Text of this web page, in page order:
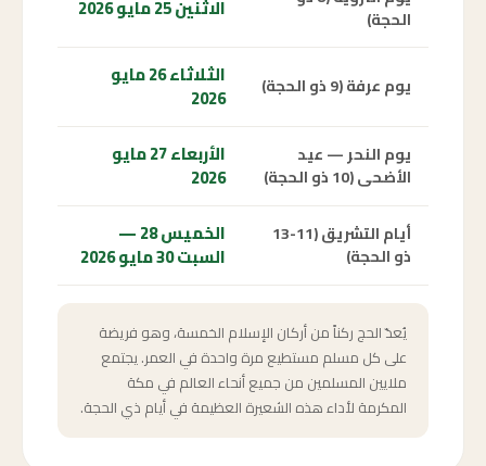
الحجة)
الاثنين 25 مايو 2026
يوم عرفة (9 ذو الحجة) الثلاثاء 26 مايو
2026
يوم النحر — عيد
الأضحى (10 ذو الحجة)
الأربعاء 27 مايو
2026
أيام التشريق (11-13
ذو الحجة)
الخميس 28 —
السبت 30 مايو 2026
يُعدّ الحج ركناً من أركان الإسلام الخمسة، وهو فريضة
على كل مسلم مستطيع مرة واحدة في العمر. يجتمع
ملايين المسلمين من جميع أنحاء العالم في مكة
المكرمة لأداء هذه الشعيرة العظيمة في أيام ذي الحجة.